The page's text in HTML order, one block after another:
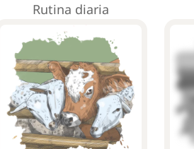
Rutina diaria